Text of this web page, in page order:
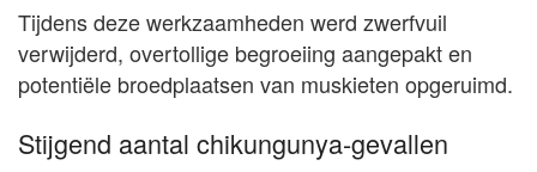
Tijdens deze werkzaamheden werd zwerfvuil
verwijderd, overtollige begroeiing aangepakt en
potentiële broedplaatsen van muskieten opgeruimd.
Stijgend aantal chikungunya-gevallen